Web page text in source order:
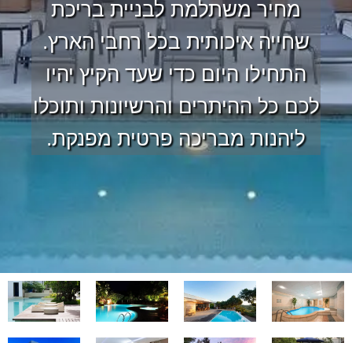
מחיר משתלמת לבניית בריכת
שחייה איכותית בכל רחבי הארץ.
התחילו היום כדי שעד הקיץ יהיו
לכם כל ההיתרים והרשיונות ותוכלו
ליהנות מבריכה פרטית מפנקת.